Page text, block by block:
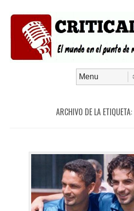
ARCHIVO DE LA ETIQUETA: